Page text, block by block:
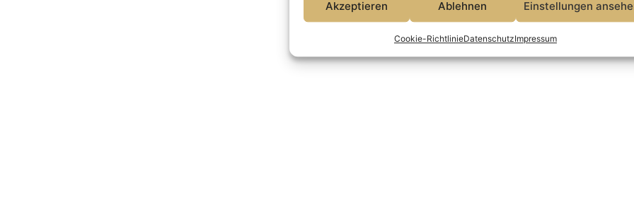
Akzeptieren Ablehnen Einstellungen
Cookie-RichtlinieDatenschutzImpressum